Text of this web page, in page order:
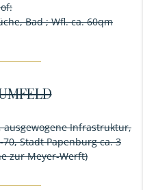
Bad ; Wfl. ca. 60qm
ausgewogene Infrastruktur,
Stadt Papenburg ca. 3
zur Meyer-Werft)